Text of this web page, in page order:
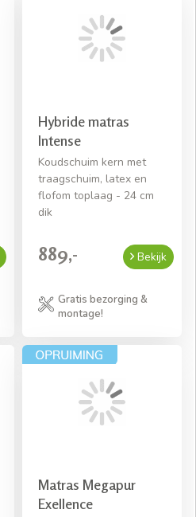
Hybride matras
Intense
Koudschuim kern met
traagschuim, latex en
flofom toplaag - 24 cm
dik
889,- Bekijk
Gratis bezorging &
montage!
Matras Megapur
Exellence